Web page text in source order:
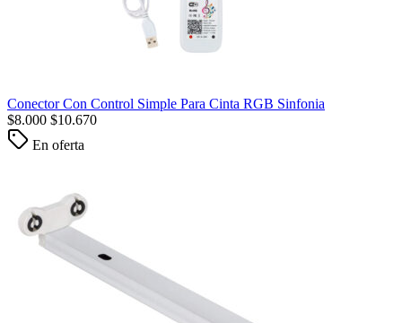
Conector Con Control Simple Para Cinta RGB Sinfonia
$8.000 $10.670
En oferta